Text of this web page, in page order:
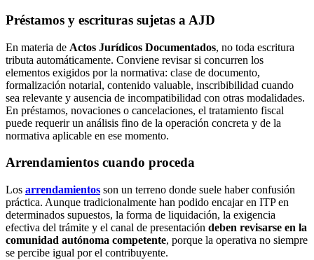
Préstamos y escrituras sujetas a AJD
En materia de Actos Jurídicos Documentados, no toda escritura
tributa automáticamente. Conviene revisar si concurren los
elementos exigidos por la normativa: clase de documento,
formalización notarial, contenido valuable, inscribibilidad cuando
sea relevante y ausencia de incompatibilidad con otras modalidades.
En préstamos, novaciones o cancelaciones, el tratamiento fiscal
puede requerir un análisis fino de la operación concreta y de la
normativa aplicable en ese momento.
Arrendamientos cuando proceda
Los arrendamientos son un terreno donde suele haber confusión
práctica. Aunque tradicionalmente han podido encajar en ITP en
determinados supuestos, la forma de liquidación, la exigencia
efectiva del trámite y el canal de presentación deben revisarse en la
comunidad autónoma competente, porque la operativa no siempre
se percibe igual por el contribuyente.